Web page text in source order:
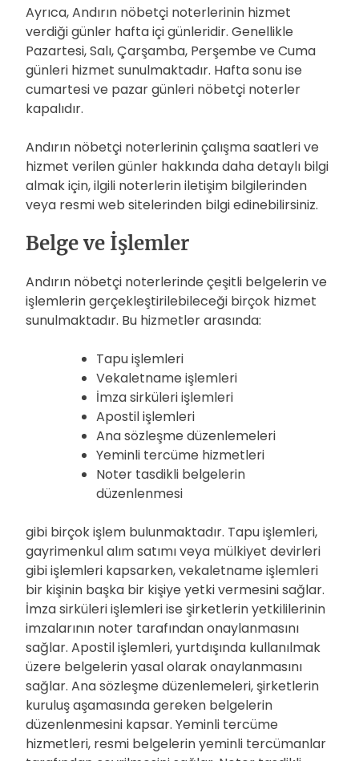
Ayrıca, Andırın nöbetçi noterlerinin hizmet
verdiği günler hafta içi günleridir. Genellikle
Pazartesi, Salı, Çarşamba, Perşembe ve Cuma
günleri hizmet sunulmaktadır. Hafta sonu ise
cumartesi ve pazar günleri nöbetçi noterler
kapalıdır.
Andırın nöbetçi noterlerinin çalışma saatleri ve
hizmet verilen günler hakkında daha detaylı bilgi
almak için, ilgili noterlerin iletişim bilgilerinden
veya resmi web sitelerinden bilgi edinebilirsiniz.
Belge ve İşlemler
Andırın nöbetçi noterlerinde çeşitli belgelerin ve
işlemlerin gerçekleştirilebileceği birçok hizmet
sunulmaktadır. Bu hizmetler arasında:
Tapu işlemleri
Vekaletname işlemleri
İmza sirküleri işlemleri
Apostil işlemleri
Ana sözleşme düzenlemeleri
Yeminli tercüme hizmetleri
Noter tasdikli belgelerin
düzenlenmesi
gibi birçok işlem bulunmaktadır. Tapu işlemleri,
gayrimenkul alım satımı veya mülkiyet devirleri
gibi işlemleri kapsarken, vekaletname işlemleri
bir kişinin başka bir kişiye yetki vermesini sağlar.
İmza sirküleri işlemleri ise şirketlerin yetkililerinin
imzalarının noter tarafından onaylanmasını
sağlar. Apostil işlemleri, yurtdışında kullanılmak
üzere belgelerin yasal olarak onaylanmasını
sağlar. Ana sözleşme düzenlemeleri, şirketlerin
kuruluş aşamasında gereken belgelerin
düzenlenmesini kapsar. Yeminli tercüme
hizmetleri, resmi belgelerin yeminli tercümanlar